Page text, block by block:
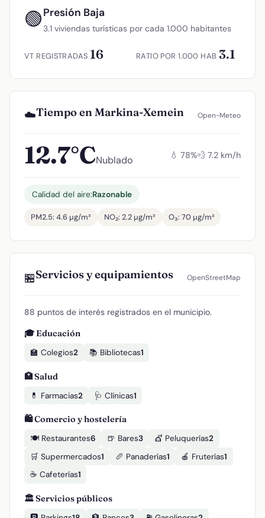
🟢Presión Baja
3.1 viviendas turísticas por cada 1.000 habitantes
VT REGISTRADAS 16 RATIO POR 1.000 HAB 3.1
☁️Tiempo en Markina-Xemein Open-Meteo
12.7°CNublado 💧 78%💨 7.2 km/h
Calidad del aire:Razonable
PM2.5: 4.6 µg/m³ NO₂: 2.2 µg/m³ O₃: 70 µg/m³
🏪Servicios y equipamientos OpenStreetMap
88 puntos de interés registrados en el municipio.
🎓 Educación
🏫 Colegios2 📚 Bibliotecas1
🏥 Salud
💊 Farmacias2 🩺 Clínicas1
🛍️ Comercio y hostelería
🍽️ Restaurantes6 🍺 Bares3 💇 Peluquerías2
🛒 Supermercados1 🥖 Panaderías1 🍎 Fruterías1
☕ Cafeterías1
🏛️ Servicios públicos